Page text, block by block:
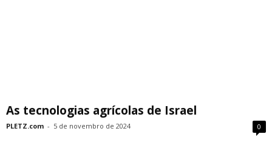
As tecnologias agrícolas de Israel
PLETZ.com - 5 de novembro de 2024 0